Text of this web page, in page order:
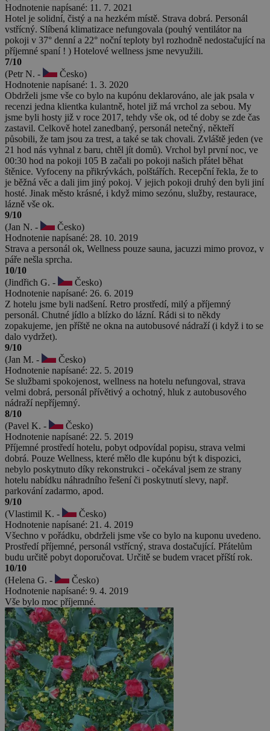
Hodnotenie napísané: 11. 7. 2021
Hotel je solidní, čistý a na hezkém místě. Strava dobrá. Personál
vstřícný. Slíbená klimatizace nefungovala (pouhý ventilátor na
pokoji v 37° denní a 22° noční teploty byl rozhodně nedostačující na
příjemné spaní ! ) Hotelové wellness jsme nevyužili.
7/10
(Petr N. -
Česko)
Hodnotenie napísané: 1. 3. 2020
Obdrželi jsme vše co bylo na kupónu deklarováno, ale jak psala v
recenzi jedna klientka kulantně, hotel již má vrchol za sebou. My
jsme byli hosty již v roce 2017, tehdy vše ok, od té doby se zde čas
zastavil. Celkově hotel zanedbaný, personál netečný, někteří
působili, že tam jsou za trest, a také se tak chovali. Zvláště jeden (ve
21 hod nás vyhnal z baru, chtěl jít domů). Vrchol byl první noc, ve
00:30 hod na pokoji 105 B začali po pokoji našich přátel běhat
štěnice. Vyfoceny na přikrývkách, polštářích. Recepční řekla, že to
je běžná věc a dali jim jiný pokoj. V jejich pokoji druhý den byli jiní
hosté. Jinak město krásné, i když mimo sezónu, služby, restaurace,
lázně vše ok.
9/10
(Jan N. -
Česko)
Hodnotenie napísané: 28. 10. 2019
Strava a personál ok, Wellness pouze sauna, jacuzzi mimo provoz, v
páře nešla sprcha.
10/10
(Jindřich G. -
Česko)
Hodnotenie napísané: 26. 6. 2019
Z hotelu jsme byli nadšení. Retro prostředí, milý a příjemný
personál. Chutné jídlo a blízko do lázní. Rádi si to někdy
zopakujeme, jen příště ne okna na autobusové nádraží (i když i to se
dalo vydržet).
9/10
(Jan M. -
Česko)
Hodnotenie napísané: 22. 5. 2019
Se službami spokojenost, wellness na hotelu nefungoval, strava
velmi dobrá, personál přívětivý a ochotný, hluk z autobusového
nádraží nepříjemný.
8/10
(Pavel K. -
Česko)
Hodnotenie napísané: 22. 5. 2019
Příjemné prostředí hotelu, pobyt odpovídal popisu, strava velmi
dobrá. Pouze Wellness, které mělo dle kupónu být k dispozici,
nebylo poskytnuto díky rekonstrukci - očekával jsem ze strany
hotelu nabídku náhradního řešení či poskytnutí slevy, např.
parkování zadarmo, apod.
9/10
(Vlastimil K. -
Česko)
Hodnotenie napísané: 21. 4. 2019
Všechno v pořádku, obdrželi jsme vše co bylo na kuponu uvedeno.
Prostředí příjemné, personál vstřícný, strava dostačující. Přátelům
budu určitě pobyt doporučovat. Určitě se budem vracet příští rok.
10/10
(Helena G. -
Česko)
Hodnotenie napísané: 9. 4. 2019
Vše bylo moc příjemné.